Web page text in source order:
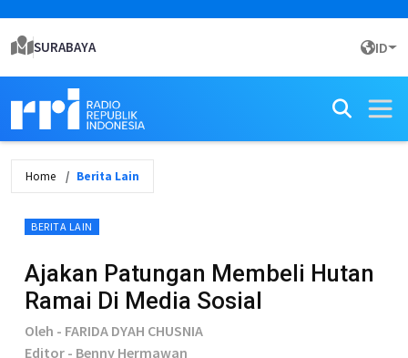
SURABAYA ID
Home Berita Lain
BERITA LAIN
Ajakan Patungan Membeli Hutan
Ramai Di Media Sosial
Oleh - FARIDA DYAH CHUSNIA
Editor - Benny Hermawan